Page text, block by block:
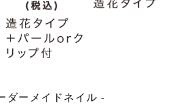
ダーメイドネイル -